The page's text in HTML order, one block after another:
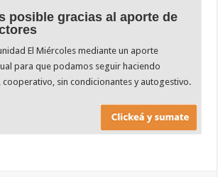
posible gracias al aporte de
El Miércoles mediante un aporte
para que podamos seguir haciendo
sin condicionantes y autogestivo.